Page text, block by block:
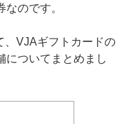
のです。
、VJAギフトカードの
についてまとめまし